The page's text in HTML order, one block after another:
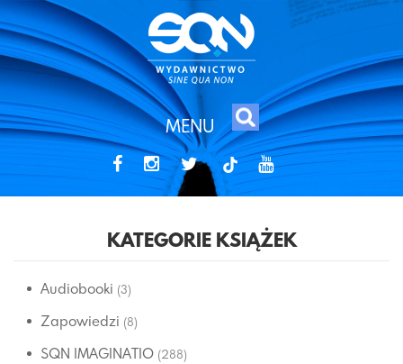
MENU
tiktok
KATEGORIE KSIĄŻEK
Audiobooki (3)
Zapowiedzi (8)
SQN IMAGINATIO (288)